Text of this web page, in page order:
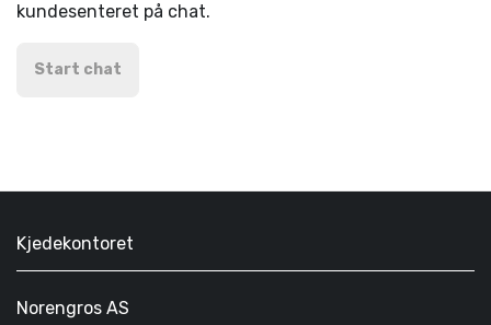
kundesenteret på chat.
Start chat
Kjedekontoret
Norengros AS